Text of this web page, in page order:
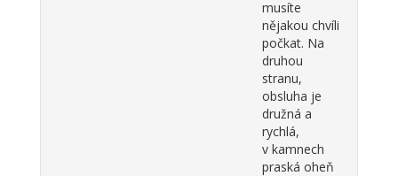
musíte
nějakou chvíli
počkat. Na
druhou
stranu,
obsluha je
družná a
rychlá,
v kamnech
praská oheň